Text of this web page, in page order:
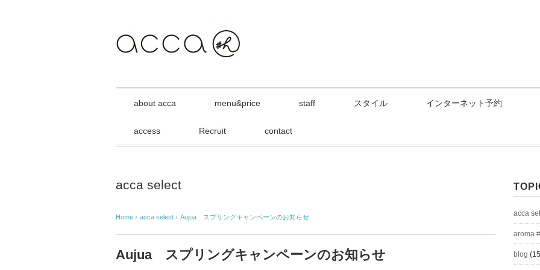
about acca menu&price staff スタイル インターネット予約
access Recruit contact
acca select
Home › acca select › Aujua スプリングキャンペーンのお知らせ
Aujua スプリングキャンペーンのお知らせ
acca
aroma
blog